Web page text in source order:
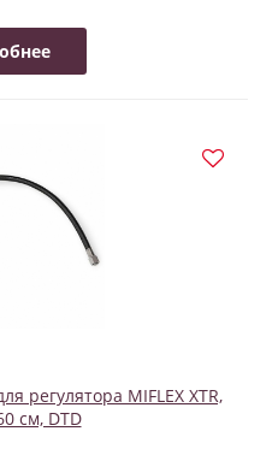
регулятора MIFLEX XTR,
см, DTD